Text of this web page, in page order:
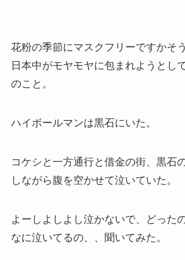
花粉の季節にマスクフリーですかそ
日本中がモヤモヤに包まれようとし
のこと。
ハイボールマンは黒石にいた。
コケシと一方通行と借金の街、黒石
しながら腹を空かせて泣いていた。
よーしよしよし泣かないで、どった
なに泣いてるの、、聞いてみた。